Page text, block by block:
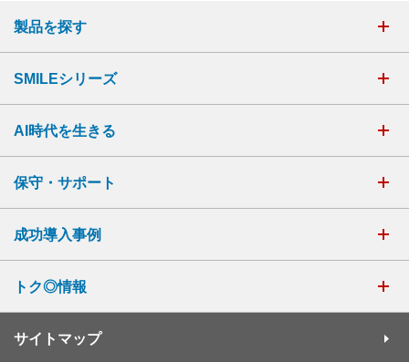
製品を探す
SMILEシリーズ
AI時代を生きる
保守・サポート
成功導入事例
トク◎情報
サイトマップ